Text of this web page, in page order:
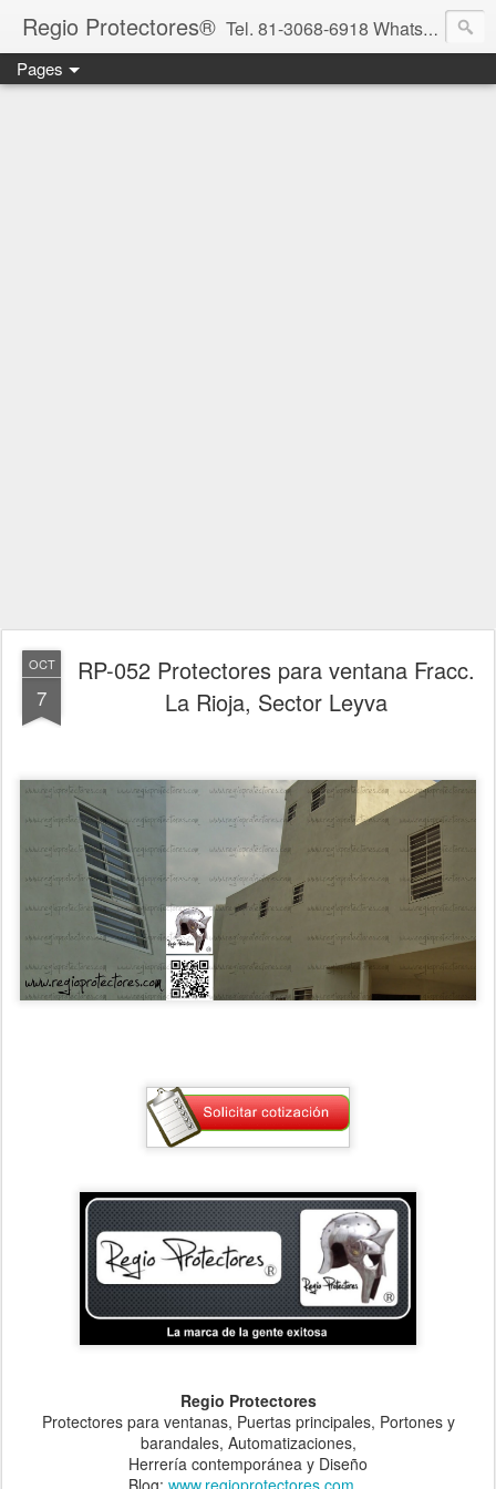
Regio Protectores® Tel. 81-3068-6918 WhatsApp 81-2636-2823 / 33-1145-3780 cotizacionregioprotectores@gmail.com / regioprotectores@gmail.com https://www.facebook.com/RegioProtectores/
Pages
OCT
7
RP-052 Protectores para ventana Fracc.
La Rioja, Sector Leyva
Regio Protectores
Protectores para ventanas, Puertas principales, Portones y
barandales, Automatizaciones,
Herrería contemporánea y Diseño